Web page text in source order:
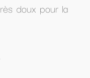
doux pour la